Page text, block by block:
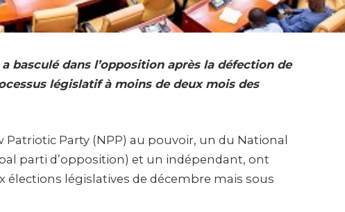
basculé dans l’opposition après la défection de
législatif à moins de deux mois des
Party (NPP) au pouvoir, un du National
parti d’opposition) et un indépendant, ont
élections législatives de décembre mais sous